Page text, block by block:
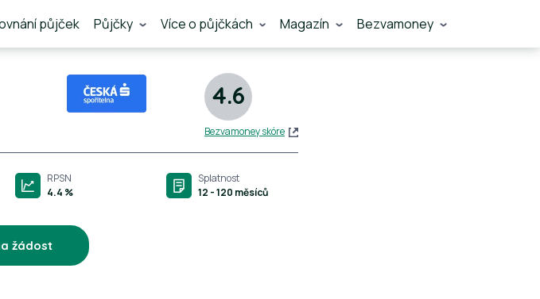
půjček Půjčky Více o půjčkách Magazín Bezvamoney
4.6
Bezvamoney skóre
RPSN
4.4 %
Splatnost
12 - 120 měsíců
žádost